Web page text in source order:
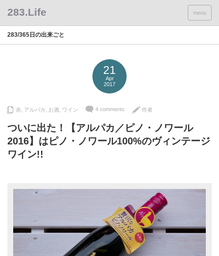
menu
283/365日の出来ごと
21
Apr
2017
赤 アルパカ お酒 ワイン 4 comments 作者
ついに出た！【アルパカ／ピノ・ノワール
2016】はピノ・ノワール100%のヴィンテージ
ワイン!!